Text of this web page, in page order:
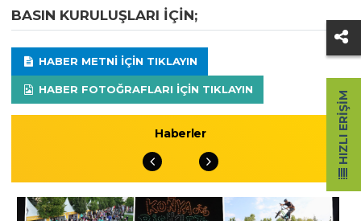
BASIN KURULUŞLARI IÇIN;
HABER METNI IÇIN TIKLAYIN
HABER FOTOĞRAFLARI IÇIN TIKLAYIN
Haberler HIZLI ERIŞIM